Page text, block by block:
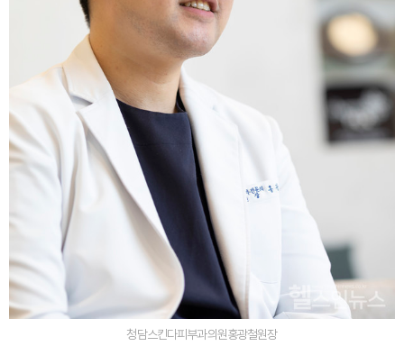
청담스킨다피부과의원홍광철원장